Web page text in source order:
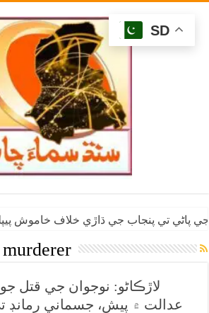
پاڻي تي پنجاب جي ڌاڙي خلاف خاموش
murderer
لاڙڪاڻو: نوجوان جي قتل جو
عدالت ۾ پيش، جسماني رمانڊ
SD